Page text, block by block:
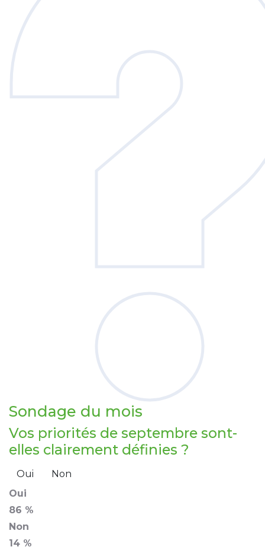
Sondage du mois
Vos priorités de septembre sont-
elles clairement définies ?
Oui
Non
Oui
86 %
Non
14 %